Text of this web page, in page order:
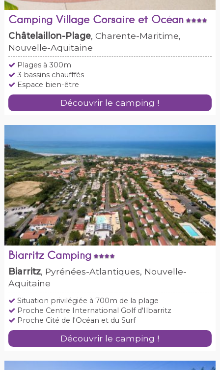
Camping Village Corsaire et Océan
Châtelaillon-Plage, Charente-Maritime,
Nouvelle-Aquitaine
Plages à 300m
3 bassins chaufffés
Espace bien-être
Découvrir le camping !
Biarritz Camping
Biarritz, Pyrénées-Atlantiques, Nouvelle-
Aquitaine
Situation privilégiée à 700m de la plage
Proche Centre International Golf d'Ilbarritz
Proche Cité de l'Océan et du Surf
Découvrir le camping !